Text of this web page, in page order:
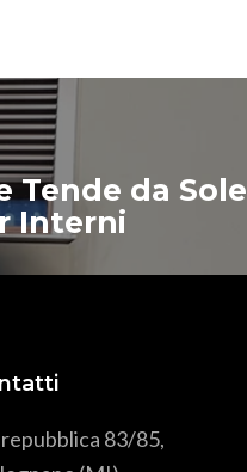
Tende da Sole
Interni
83/85,